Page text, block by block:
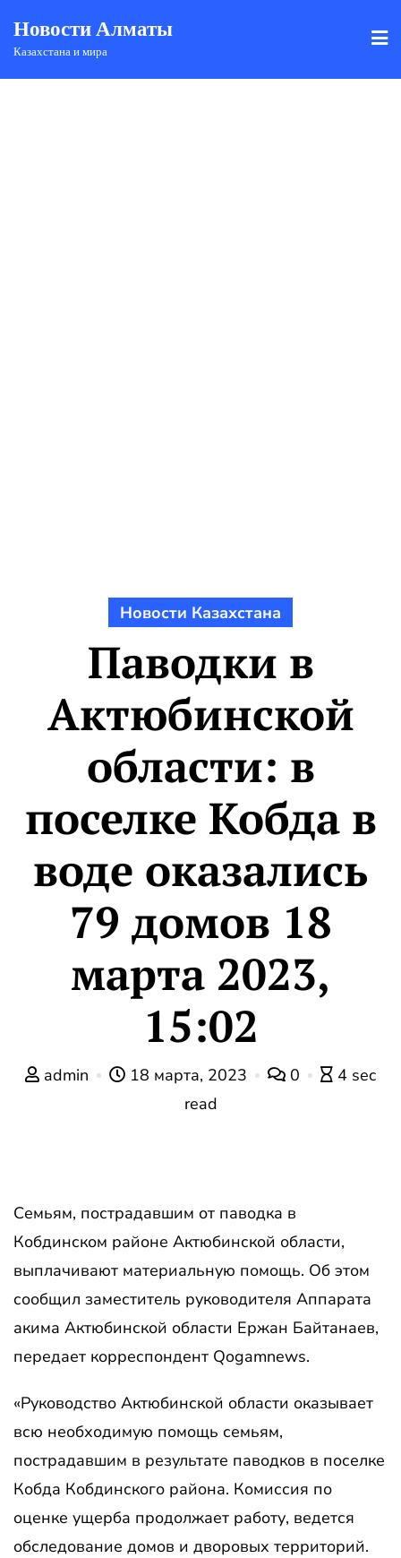
Новости Алматы
Казахстана и мира
Новости Казахстана
Паводки в
Актюбинской
области: в
поселке Кобда в
воде оказались
79 домов 18
марта 2023,
15:02
admin 18 марта, 2023 0
4 sec
read
Семьям, пострадавшим от паводка в
Кобдинском районе Актюбинской области,
выплачивают материальную помощь. Об этом
сообщил заместитель руководителя Аппарата
акима Актюбинской области Ержан Байтанаев,
передает корреспондент Qogamnews.
«Руководство Актюбинской области оказывает
всю необходимую помощь семьям,
пострадавшим в результате паводков в поселке
Кобда Кобдинского района. Комиссия по
оценке ущерба продолжает работу, ведется
обследование домов и дворовых территорий.